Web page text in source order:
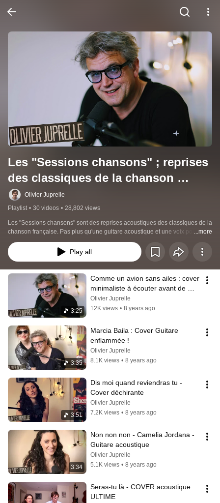
Les "Sessions chansons" ; reprises
des classiques de la chanson
française par les talents de chez
nous
Olivier Juprelle
Playlist • 30 videos • 28,802 views
Les "Sessions chansons" sont des reprises acoustiques des classiques de la
chanson française. Pas plus qu'une guitare acoustique et une voix pour
reprendre un standard de la chanson française. Certains chanteurs sont
déjà connus et d'autres apparaissent pour la première fois dans ces vidéos :
ce sont tous des talents de chez nous !
...more
Play all
3:25
Comme un avion sans ailes : cover
minimaliste à écouter avant de
mourir
Olivier Juprelle
12K views • 8 years ago
3:35
Marcia Baila : Cover Guitare
enflammée !
Olivier Juprelle
8.1K views • 8 years ago
3:51
Dis moi quand reviendras tu -
Cover déchirante
Olivier Juprelle
7.2K views • 8 years ago
3:34
Non non non - Camelia Jordana -
Guitare acoustique
Olivier Juprelle
5.1K views • 8 years ago
Seras-tu là - COVER acoustique
ULTIME